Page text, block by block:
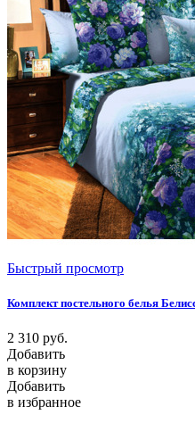
Быстрый просмотр
Комплект постельного белья
2 310 руб.
Добавить
в корзину
Добавить
в избранное